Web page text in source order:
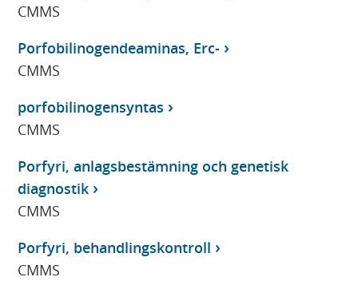
CMMS
Porfobilinogendeaminas, Erc-
CMMS
porfobilinogensyntas
CMMS
Porfyri, anlagsbestämning och genetisk
diagnostik
CMMS
Porfyri, behandlingskontroll
CMMS